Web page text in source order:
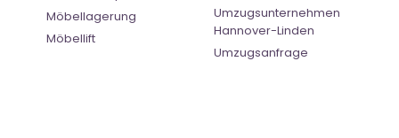
Möbellagerung
Möbellift
Umzugsunternehmen
Hannover-Linden
Umzugsanfrage